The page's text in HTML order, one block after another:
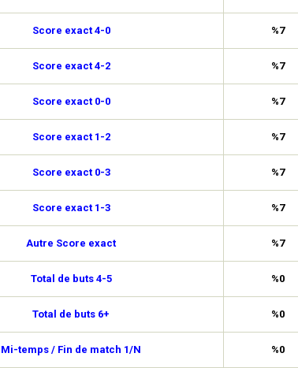
Score exact 4-0 %7
Score exact 4-2 %7
Score exact 0-0 %7
Score exact 1-2 %7
Score exact 0-3 %7
Score exact 1-3 %7
Autre Score exact %7
Total de buts 4-5 %0
Total de buts 6+ %0
Mi-temps / Fin de match 1/N %0